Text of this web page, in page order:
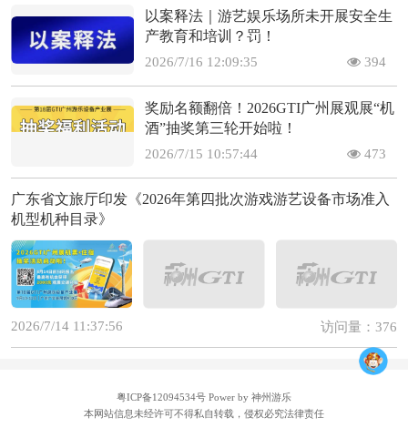
以案释法｜游艺娱乐场所未开展安全生
产教育和培训？罚！
2026/7/16 12:09:35 394
奖励名额翻倍！2026GTI广州展观展“机
酒”抽奖第三轮开始啦！
2026/7/15 10:57:44 473
广东省文旅厅印发《2026年第四批次游戏游艺设备市场准入
机型机种目录》
2026/7/14 11:37:56 访问量：376
粤ICP备12094534号 Power by 神州游乐
本网站信息未经许可不得私自转载，侵权必究法律责任